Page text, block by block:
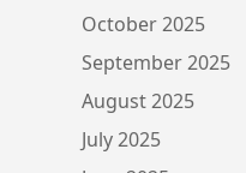
October 2025
September 2025
August 2025
July 2025